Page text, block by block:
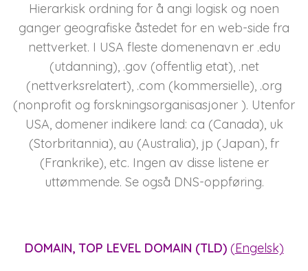
Hierarkisk ordning for å angi logisk og noen
ganger geografiske åstedet for en web-side fra
nettverket. I USA fleste domenenavn er .edu
(utdanning), .gov (offentlig etat), .net
(nettverksrelatert), .com (kommersielle), .org
(nonprofit og forskningsorganisasjoner ). Utenfor
USA, domener indikere land: ca (Canada), uk
(Storbritannia), au (Australia), jp (Japan), fr
(Frankrike), etc. Ingen av disse listene er
uttømmende. Se også DNS-oppføring.
DOMAIN, TOP LEVEL DOMAIN (TLD)(Engelsk)